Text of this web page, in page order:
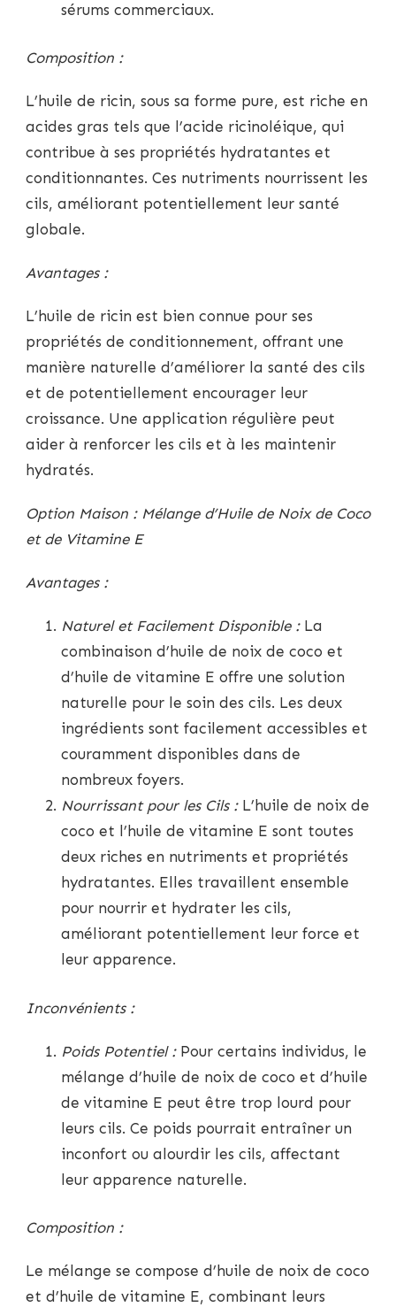
sérums commerciaux.
Composition :
L’huile de ricin, sous sa forme pure, est riche en
acides gras tels que l’acide ricinoléique, qui
contribue à ses propriétés hydratantes et
conditionnantes. Ces nutriments nourrissent les
cils, améliorant potentiellement leur santé
globale.
Avantages :
L’huile de ricin est bien connue pour ses
propriétés de conditionnement, offrant une
manière naturelle d’améliorer la santé des cils
et de potentiellement encourager leur
croissance. Une application régulière peut
aider à renforcer les cils et à les maintenir
hydratés.
Option Maison : Mélange d’Huile de Noix de Coco
et de Vitamine E
Avantages :
Naturel et Facilement Disponible :La
combinaison d’huile de noix de coco et
d’huile de vitamine E offre une solution
naturelle pour le soin des cils. Les deux
ingrédients sont facilement accessibles et
couramment disponibles dans de
nombreux foyers.
Nourrissant pour les Cils :L’huile de noix de
coco et l’huile de vitamine E sont toutes
deux riches en nutriments et propriétés
hydratantes. Elles travaillent ensemble
pour nourrir et hydrater les cils,
améliorant potentiellement leur force et
leur apparence.
Inconvénients :
Poids Potentiel :Pour certains individus, le
mélange d’huile de noix de coco et d’huile
de vitamine E peut être trop lourd pour
leurs cils. Ce poids pourrait entraîner un
inconfort ou alourdir les cils, affectant
leur apparence naturelle.
Composition :
Le mélange se compose d’huile de noix de coco
et d’huile de vitamine E, combinant leurs